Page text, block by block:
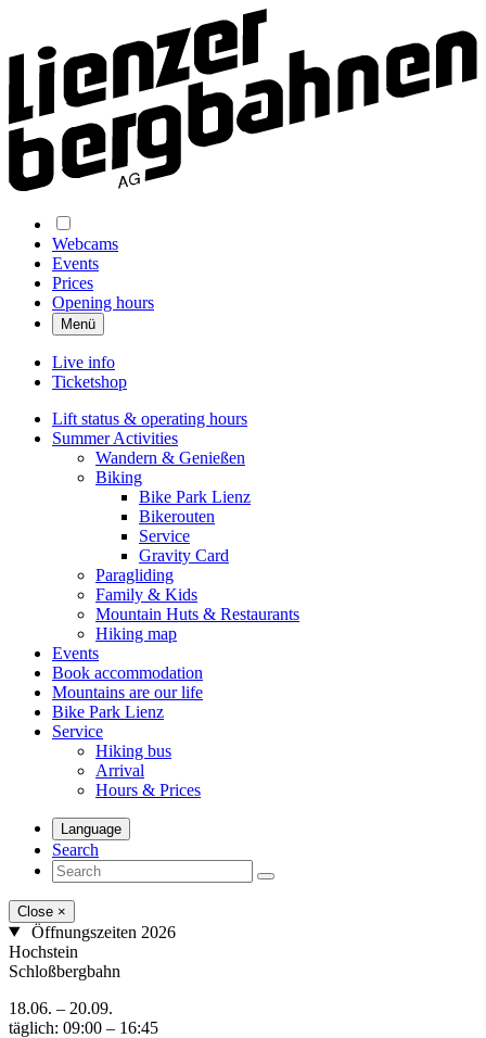
Webcams
Events
Prices
Opening hours
Menü
Live info
Ticketshop
Lift status & operating hours
Summer Activities
Wandern & Genießen
Biking
Bike Park Lienz
Bikerouten
Service
Gravity Card
Paragliding
Family & Kids
Mountain Huts & Restaurants
Hiking map
Events
Book accommodation
Mountains are our life
Bike Park Lienz
Service
Hiking bus
Arrival
Hours & Prices
Language
Search
Close ×
Öffnungszeiten 2026
Hochstein
Schloßbergbahn
18.06. – 20.09.
täglich: 09:00 – 16:45